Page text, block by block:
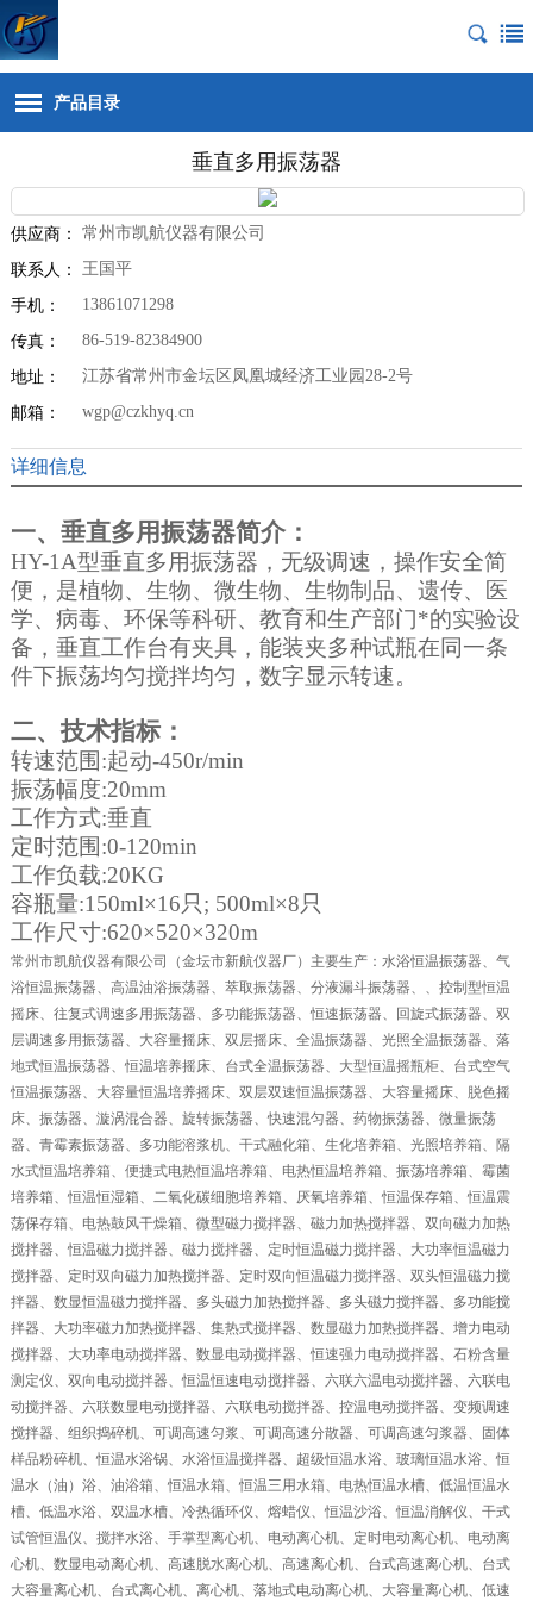
产品目录
垂直多用振荡器
供应商： 常州市凯航仪器有限公司
联系人： 王国平
手机： 13861071298
传真： 86-519-82384900
地址： 江苏省常州市金坛区凤凰城经济工业园28-2号
邮箱： wgp@czkhyq.cn
详细信息
一、垂直多用振荡器简介：
HY-1A型垂直多用振荡器，无级调速，操作安全简
便，是植物、生物、微生物、生物制品、遗传、医
学、病毒、环保等科研、教育和生产部门*的实验设
备，垂直工作台有夹具，能装夹多种试瓶在同一条
件下振荡均匀搅拌均匀，数字显示转速。
二、技术指标：
转速范围:起动-450r/min
振荡幅度:20mm
工作方式:垂直
定时范围:0-120min
工作负载:20KG
容瓶量:150ml×16只; 500ml×8只
工作尺寸:620×520×320m
常州市凯航仪器有限公司（金坛市新航仪器厂）主要生产：水浴恒温振荡器、气
浴恒温振荡器、高温油浴振荡器、萃取振荡器、分液漏斗振荡器、、控制型恒温
摇床、往复式调速多用振荡器、多功能振荡器、恒速振荡器、回旋式振荡器、双
层调速多用振荡器、大容量摇床、双层摇床、全温振荡器、光照全温振荡器、落
地式恒温振荡器、恒温培养摇床、台式全温振荡器、大型恒温摇瓶柜、台式空气
恒温振荡器、大容量恒温培养摇床、双层双速恒温振荡器、大容量摇床、脱色摇
床、振荡器、漩涡混合器、旋转振荡器、快速混匀器、药物振荡器、微量振荡
器、青霉素振荡器、多功能溶浆机、干式融化箱、生化培养箱、光照培养箱、隔
水式恒温培养箱、便捷式电热恒温培养箱、电热恒温培养箱、振荡培养箱、霉菌
培养箱、恒温恒湿箱、二氧化碳细胞培养箱、厌氧培养箱、恒温保存箱、恒温震
荡保存箱、电热鼓风干燥箱、微型磁力搅拌器、磁力加热搅拌器、双向磁力加热
搅拌器、恒温磁力搅拌器、磁力搅拌器、定时恒温磁力搅拌器、大功率恒温磁力
搅拌器、定时双向磁力加热搅拌器、定时双向恒温磁力搅拌器、双头恒温磁力搅
拌器、数显恒温磁力搅拌器、多头磁力加热搅拌器、多头磁力搅拌器、多功能搅
拌器、大功率磁力加热搅拌器、集热式搅拌器、数显磁力加热搅拌器、增力电动
搅拌器、大功率电动搅拌器、数显电动搅拌器、恒速强力电动搅拌器、石粉含量
测定仪、双向电动搅拌器、恒温恒速电动搅拌器、六联六温电动搅拌器、六联电
动搅拌器、六联数显电动搅拌器、六联电动搅拌器、控温电动搅拌器、变频调速
搅拌器、组织捣碎机、可调高速匀浆、可调高速分散器、可调高速匀浆器、固体
样品粉碎机、恒温水浴锅、水浴恒温搅拌器、超级恒温水浴、玻璃恒温水浴、恒
温水（油）浴、油浴箱、恒温水箱、恒温三用水箱、电热恒温水槽、低温恒温水
槽、低温水浴、双温水槽、冷热循环仪、熔蜡仪、恒温沙浴、恒温消解仪、干式
试管恒温仪、搅拌水浴、手掌型离心机、电动离心机、定时电动离心机、电动离
心机、数显电动离心机、高速脱水离心机、高速离心机、台式高速离心机、台式
大容量离心机、台式离心机、离心机、落地式电动离心机、大容量离心机、低速